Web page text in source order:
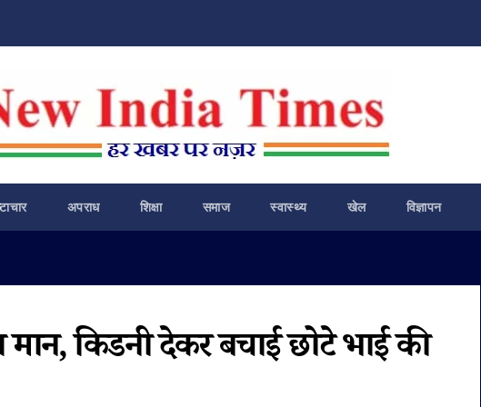
अपराध शिक्षा समाज स्वास्थ्य खेल विज्ञापन
किडनी देकर बचाई छोटे भाई की